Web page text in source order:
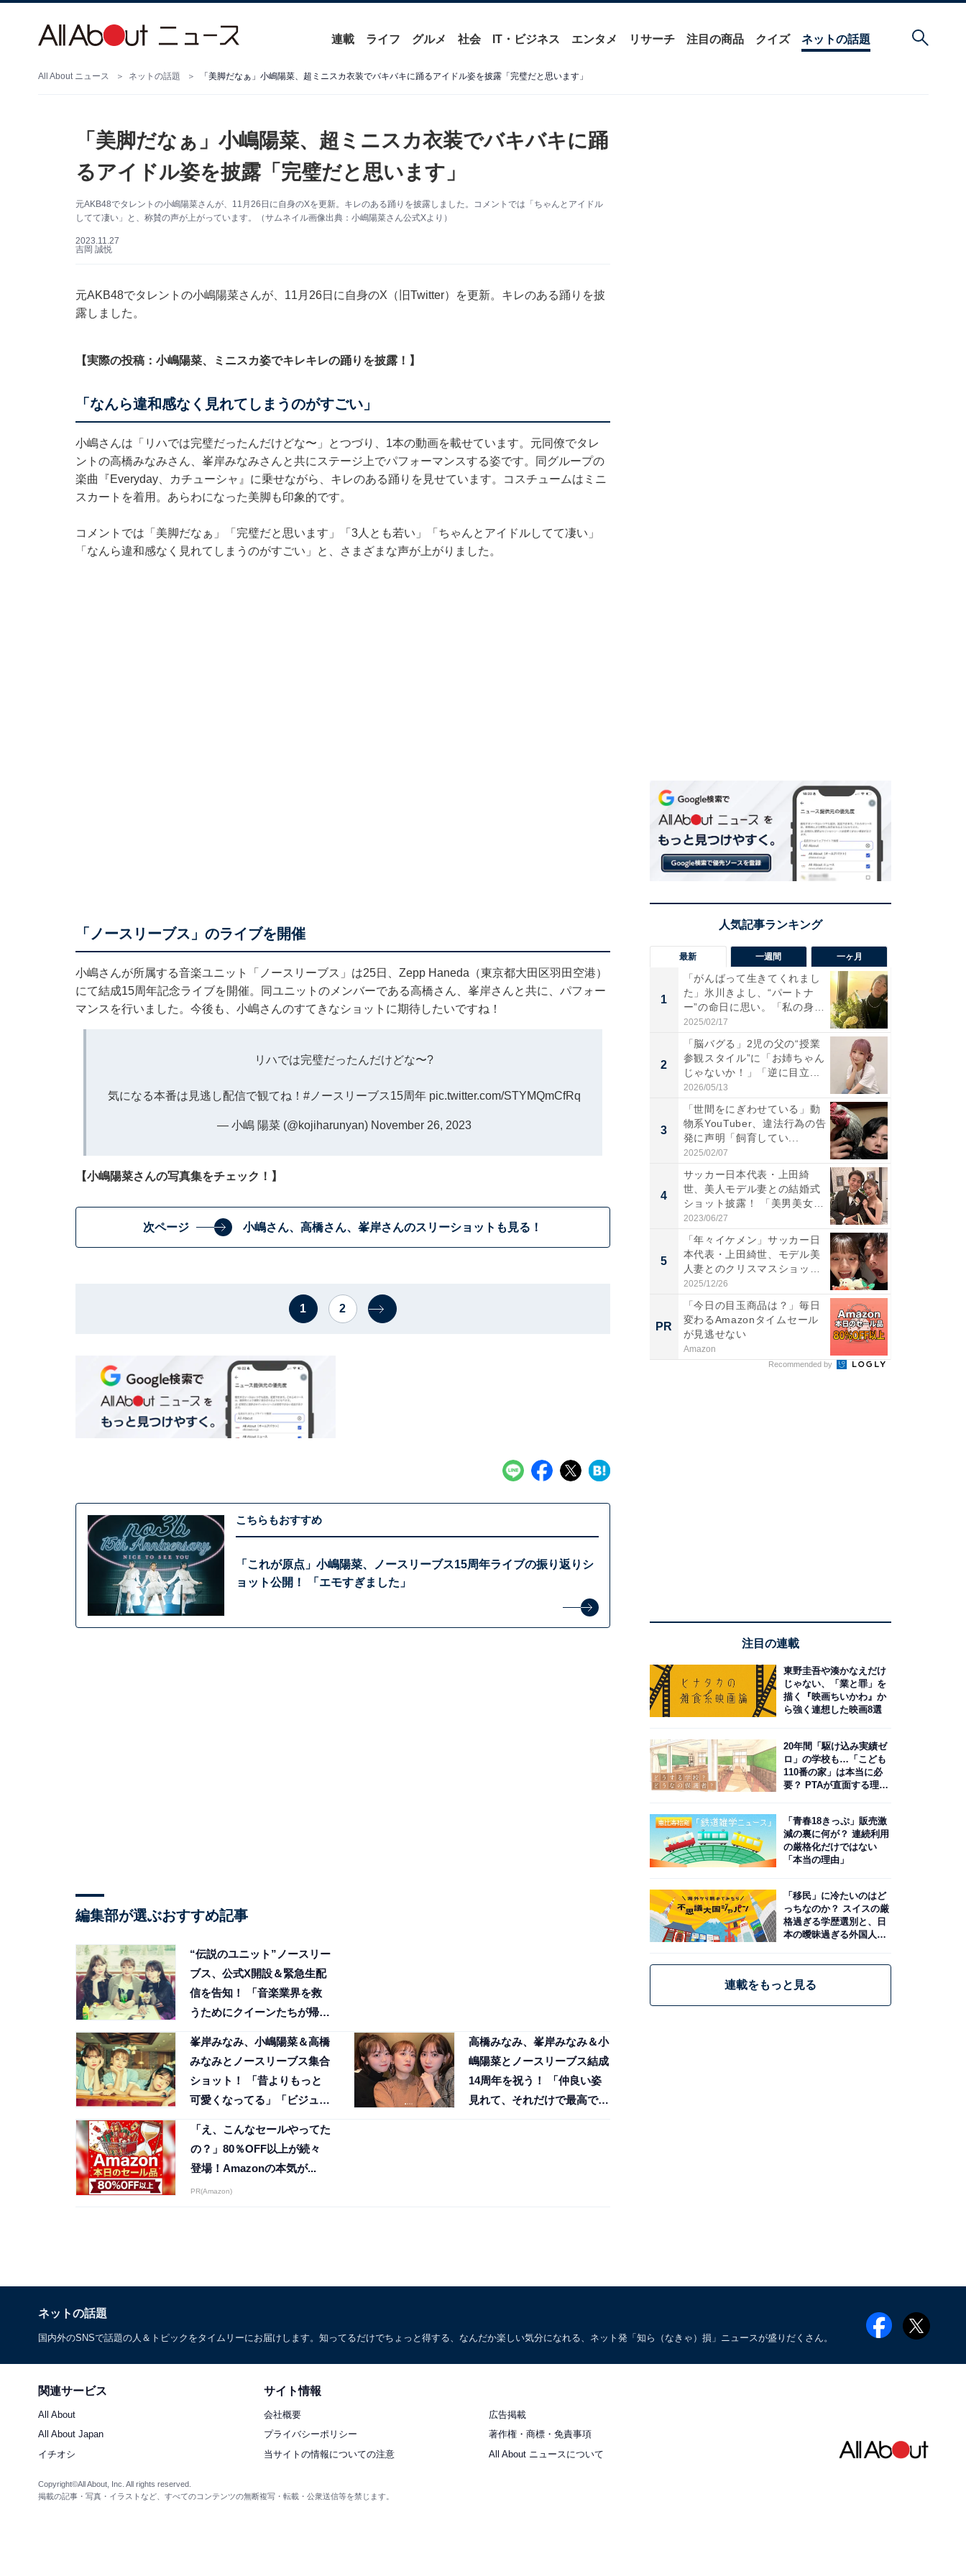
連載 ライフ グルメ 社会 IT・ビジネス エンタメ リサーチ 注目の商品 クイズ ネットの話題
All About ニュース ネットの話題 「美脚だなぁ」小嶋陽菜、超ミニスカ衣装でバキバキに踊るアイドル姿を披露「完璧だと思います」
「美脚だなぁ」小嶋陽菜、超ミニスカ衣装でバキバキに踊
るアイドル姿を披露「完璧だと思います」
元AKB48でタレントの小嶋陽菜さんが、11月26日に自身のXを更新。キレのある踊りを披露しました。コメントでは「ちゃんとアイドル
してて凄い」と、称賛の声が上がっています。（サムネイル画像出典：小嶋陽菜さん公式Xより）
2023.11.27
吉岡 誠悦
元AKB48でタレントの小嶋陽菜さんが、11月26日に自身のX（旧Twitter）を更新。キレのある踊りを披
露しました。
【実際の投稿：小嶋陽菜、ミニスカ姿でキレキレの踊りを披露！】
「なんら違和感なく見れてしまうのがすごい」
小嶋さんは「リハでは完璧だったんだけどな〜」とつづり、1本の動画を載せています。元同僚でタレ
ントの高橋みなみさん、峯岸みなみさんと共にステージ上でパフォーマンスする姿です。同グループの
楽曲『Everyday、カチューシャ』に乗せながら、キレのある踊りを見せています。コスチュームはミニ
スカートを着用。あらわになった美脚も印象的です。
コメントでは「美脚だなぁ」「完璧だと思います」「3人とも若い」「ちゃんとアイドルしてて凄い」
「なんら違和感なく見れてしまうのがすごい」と、さまざまな声が上がりました。
「ノースリーブス」のライブを開催
小嶋さんが所属する音楽ユニット「ノースリーブス」は25日、Zepp Haneda（東京都大田区羽田空港）
にて結成15周年記念ライブを開催。同ユニットのメンバーである高橋さん、峯岸さんと共に、パフォー
マンスを行いました。今後も、小嶋さんのすてきなショットに期待したいですね！
リハでは完璧だったんだけどな〜?
気になる本番は見逃し配信で観てね！ #ノースリーブス15周年 pic.twitter.com/STYMQmCfRq
— 小嶋 陽菜 (@kojiharunyan) November 26, 2023
【小嶋陽菜さんの写真集をチェック！】
次ページ 小嶋さん、高橋さん、峯岸さんのスリーショットも見る！
1 2
こちらもおすすめ
「これが原点」小嶋陽菜、ノースリーブス15周年ライブの振り返りシ
ョット公開！ 「エモすぎました」
編集部が選ぶおすすめ記事
“伝説のユニット”ノースリー
ブス、公式X開設＆緊急生配
信を告知！ 「音楽業界を救
うためにクイーンたちが帰っ
峯岸みなみ、小嶋陽菜＆高橋
みなみとノースリーブス集合
ショット！ 「昔よりもっと
可愛くなってる」「ビジュ最
高橋みなみ、峯岸みなみ＆小
嶋陽菜とノースリーブス結成
14周年を祝う！ 「仲良い姿
見れて、それだけで最高で
「え、こんなセールやってた
の？」80％OFF以上が続々
登場！Amazonの本気が...
PR(Amazon)
最新 一週間 一ヶ月
1
「がんばって生きてくれまし
た」氷川きよし、“パートナ
ー”の命日に思い。「私の身
体...
2025/02/17
2
「脳バグる」2児の父の“授業
参観スタイル”に「お姉ちゃん
じゃないか！」「逆に目立...
2026/05/13
3
「世間をにぎわせている」動
物系YouTuber、違法行為の告
発に声明「飼育してい...
2025/02/07
4
サッカー日本代表・上田綺
世、美人モデル妻との結婚式
ショット披露！ 「美男美女」
「...
2023/06/27
5
「年々イケメン」サッカー日
本代表・上田綺世、モデル美
人妻とのクリスマスショット
に...
2025/12/26
PR
「今日の目玉商品は？」毎日
変わるAmazonタイムセール
が見逃せない
Amazon
Recommended by
注目の連載
東野圭吾や湊かなえだけ
じゃない、「業と罪」を
描く『映画ちいかわ』か
ら強く連想した映画8選
20年間「駆け込み実績ゼ
ロ」の学校も…「こども
110番の家」は本当に必
要？ PTAが直面する理想
「青春18きっぷ」販売激
減の裏に何が？ 連続利用
の厳格化だけではない
「本当の理由」
「移民」に冷たいのはど
っちなのか？ スイスの厳
格過ぎる学歴選別と、日
本の曖昧過ぎる外国人政
連載をもっと見る
ネットの話題
国内外のSNSで話題の人＆トピックをタイムリーにお届けします。知ってるだけでちょっと得する、なんだか楽しい気分になれる、ネット発「知ら（なきゃ）損」ニュースが盛りだくさん。
関連サービス
All About
All About Japan
イチオシ
サイト情報
会社概要
広告掲載
プライバシーポリシー
著作権・商標・免責事項
当サイトの情報についての注意
All About ニュースについて
Copyright©All About, Inc. All rights reserved.
掲載の記事・写真・イラストなど、すべてのコンテンツの無断複写・転載・公衆送信等を禁じます。